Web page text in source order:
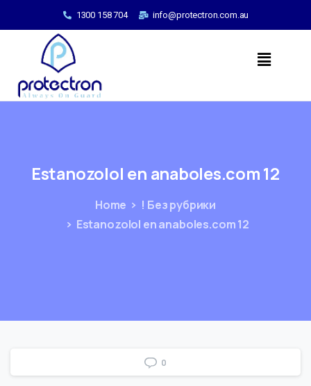
1300 158 704 info@protectron.com.au
Estanozolol en anaboles.com12
Home
! Без рубрики
Estanozolol en anaboles.com 12
0